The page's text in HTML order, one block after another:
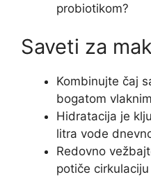
probiotikom?
Saveti za
Kombinujte čaj
bogatom
Hidratacija je
litra vode
Redovno
potiče